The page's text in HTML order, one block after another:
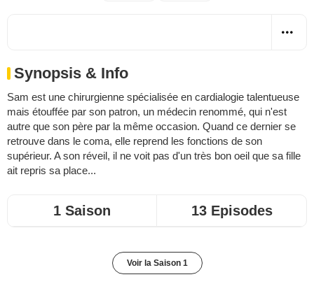
Synopsis & Info
Sam est une chirurgienne spécialisée en cardialogie talentueuse
mais étouffée par son patron, un médecin renommé, qui n'est
autre que son père par la même occasion. Quand ce dernier se
retrouve dans le coma, elle reprend les fonctions de son
supérieur. A son réveil, il ne voit pas d'un très bon oeil que sa fille
ait repris sa place...
1 Saison 13 Episodes
Voir la Saison 1